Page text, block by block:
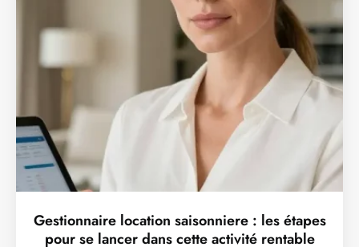
Gestionnaire location saisonniere : les étapes
pour se lancer dans cette activité rentable